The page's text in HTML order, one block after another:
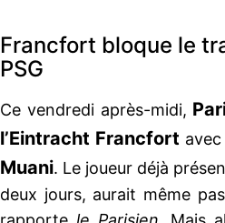
Francfort bloque le
PSG
Ce vendredi après-midi,
l’Eintracht Francfort
Muani. Le joueur déjà
deux jours, aurait même